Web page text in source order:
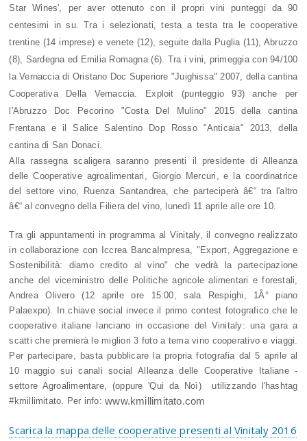
Star Wines', per aver ottenuto con il propri vini punteggi da 90
centesimi in su. Tra i selezionati, testa a testa tra le cooperative
trentine (14 imprese) e venete (12), seguite dalla Puglia (11), Abruzzo
(8), Sardegna ed Emilia Romagna (6). Tra i vini, primeggia con 94/100
la Vernaccia di Oristano Doc Superiore "Juighissa" 2007, della cantina
Cooperativa Della Vernaccia. Exploit (punteggio 93) anche per
l'Abruzzo Doc Pecorino "Costa Del Mulino" 2015 della cantina
Frentana e il Salice Salentino Dop Rosso "Anticaia" 2013, della
cantina di San Donaci.
Alla rassegna scaligera saranno presenti il presidente di Alleanza
delle Cooperative agroalimentari, Giorgio Mercuri, e la coordinatrice
del settore vino, Ruenza Santandrea, che parteciperà â€“ tra l'altro
â€“ al convegno della Filiera del vino, lunedì 11 aprile alle ore 10.
Tra gli appuntamenti in programma al Vinitaly, il convegno realizzato
in collaborazione con Iccrea BancaImpresa, "Export, Aggregazione e
Sostenibilità: diamo credito al vino" che vedrà la partecipazione
anche del viceministro delle Politiche agricole alimentari e forestali,
Andrea Olivero (12 aprile ore 15:00, sala Respighi, 1Â° piano
Palaexpo). In chiave social invece il primo contest fotografico che le
cooperative italiane lanciano in occasione del Vinitaly: una gara a
scatti che premierà le migliori 3 foto a tema vino cooperativo e viaggi.
Per partecipare, basta pubblicare la propria fotografia dal 5 aprile al
10 maggio sui canali social Alleanza delle Cooperative Italiane -
settore Agroalimentare, (oppure'Qui da Noì)
utilizzando l'hashtag
#kmillimitato. Per info:www.kmillimitato.com
Scarica la mappa delle cooperative presenti al Vinitaly 2016